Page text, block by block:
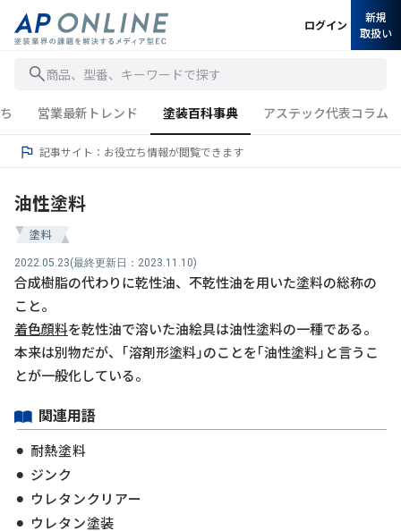
商品、型番、キーワードで探す
ログイン
新規
取扱い
営業最新トレンド 塗装百科事典 アステック代表コラム
記事サイト：お役立ち情報が閲覧できます
油性塗料
塗料
2022.05.23(最終更新日：2023.11.10)
合成樹脂の代わりに乾性油、不乾性油を用いた塗料の総称の
こと。
着色顔料を乾性油で溶いた油絵具は油性塗料の一種である。
本来は別物だが、｢溶剤形塗料｣のことを｢油性塗料｣と言うこ
とが一般化している。
関連用語
耐熱塗料
ジンク
ウレタンクリアー
ウレタン塗装